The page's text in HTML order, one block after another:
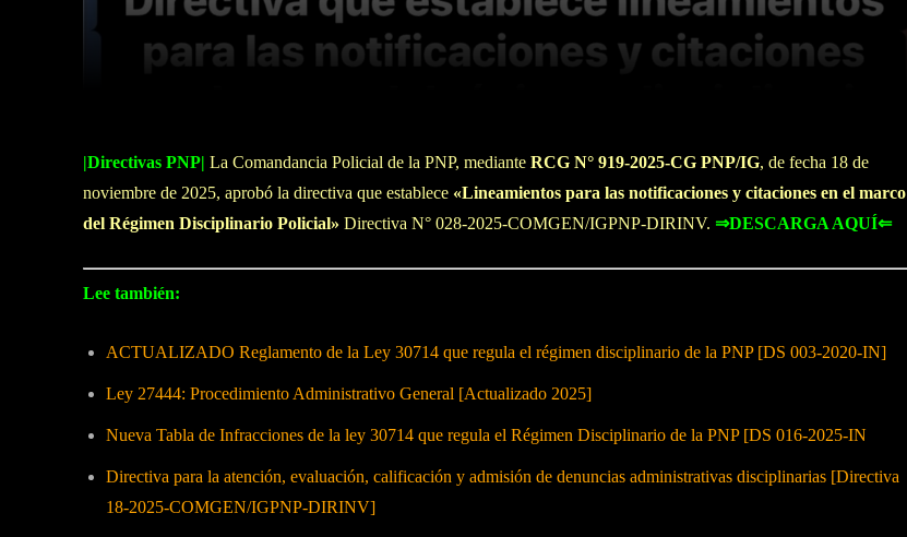
Cuota Facebook Twitter WhatsApp Linkedin
|Directivas PNP| La Comandancia Policial de la PNP, mediante RCG N° 919-2025-CG PNP/IG, de fecha 18 de
noviembre de 2025, aprobó la directiva que establece «Lineamientos para las notificaciones y citaciones en el marco
del Régimen Disciplinario Policial» Directiva N° 028-2025-COMGEN/IGPNP-DIRINV. ⇒DESCARGA AQUÍ⇐
Lee también:
ACTUALIZADO Reglamento de la Ley 30714 que regula el régimen disciplinario de la PNP [DS 003-2020-IN]
Ley 27444: Procedimiento Administrativo General [Actualizado 2025]
Nueva Tabla de Infracciones de la ley 30714 que regula el Régimen Disciplinario de la PNP [DS 016-2025-IN
Directiva para la atención, evaluación, calificación y admisión de denuncias administrativas disciplinarias [Directiva
18-2025-COMGEN/IGPNP-DIRINV]